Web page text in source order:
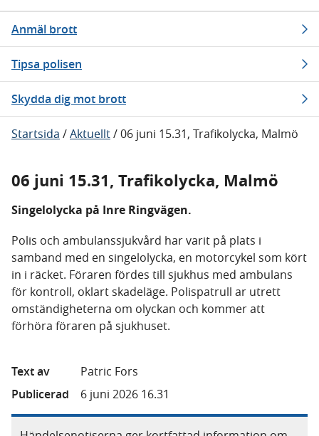
Anmäl brott
Tipsa polisen
Skydda dig mot brott
Startsida /Aktuellt/06 juni 15.31, Trafikolycka, Malmö
06 juni 15.31, Trafikolycka, Malmö
Singelolycka på Inre Ringvägen.
Polis och ambulanssjukvård har varit på plats i
samband med en singelolycka, en motorcykel som kört
in i räcket. Föraren fördes till sjukhus med ambulans
för kontroll, oklart skadeläge. Polispatrull ar utrett
omständigheterna om olyckan och kommer att
förhöra föraren på sjukhuset.
Text av
Patric Fors
Publicerad
6 juni 2026 16.31